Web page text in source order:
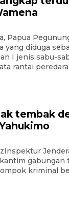
Papua
yang diduga
I jenis sabu-
rantai
tembak
gabungan
kriminal